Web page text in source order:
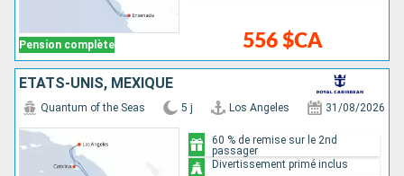
Pension complète 556 $CA
ÉTATS-UNIS, MEXIQUE
Quantum of the Seas 5 j Los Angeles 31/08/2026
60 % de remise sur le 2nd
passager
Divertissement primé inclus